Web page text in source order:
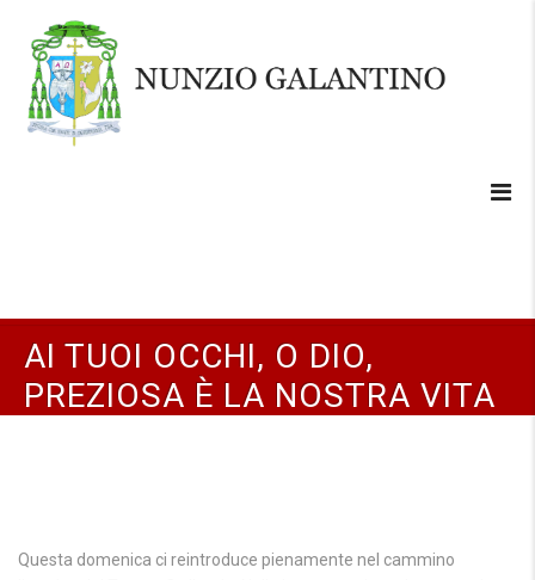
AI TUOI OCCHI, O DIO,
PREZIOSA È LA NOSTRA VITA
Questa domenica ci reintroduce pienamente nel cammino